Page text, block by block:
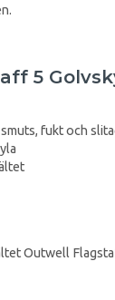
5
fukt och
Outwell